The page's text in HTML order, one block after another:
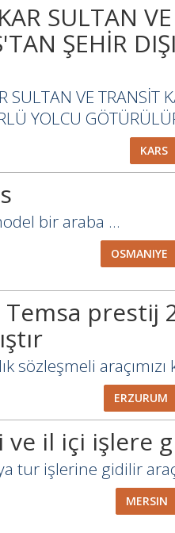
SULTAN
ŞEHİR
SULTAN VE TRANSİT
YOLCU
KARS
bir araba ...
OSMANIYE
prestij
sözleşmeli
ERZURUM
ve il içi işlere
tur işlerine gidilir
MERSIN